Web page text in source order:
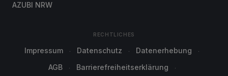
AZUBI NRW
RECHTLICHES
Impressum Datenschutz
Datenerhebung
AGB
Barrierefreiheitserklärung